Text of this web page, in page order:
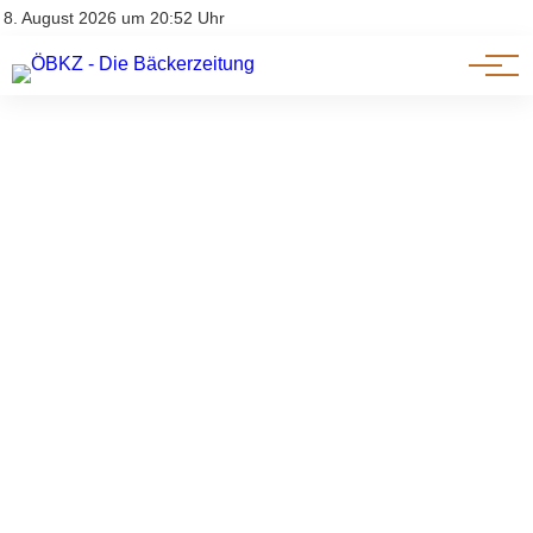
8. August 2026 um 20:52 Uhr
Impressum & Offenlegung
Am Wort
Genuss & Trends